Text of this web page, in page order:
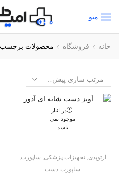
منو
خانه فروشگاه محصولات برچسب
در انبار
موجود نمی
باشد
ارتوپدی,تجهیزات پزشکی, ساپورت,
ساپورت دست